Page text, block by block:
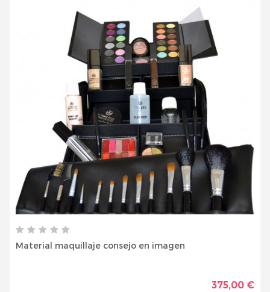
Material maquillaje consejo en imagen
375,00 €